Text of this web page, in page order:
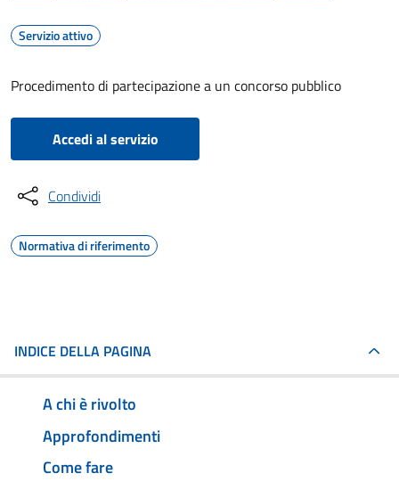
Servizio attivo
Procedimento di partecipazione a un concorso pubblico
Accedi al servizio
Condividi
Normativa di riferimento
INDICE DELLA PAGINA
A chi è rivolto
Approfondimenti
Come fare